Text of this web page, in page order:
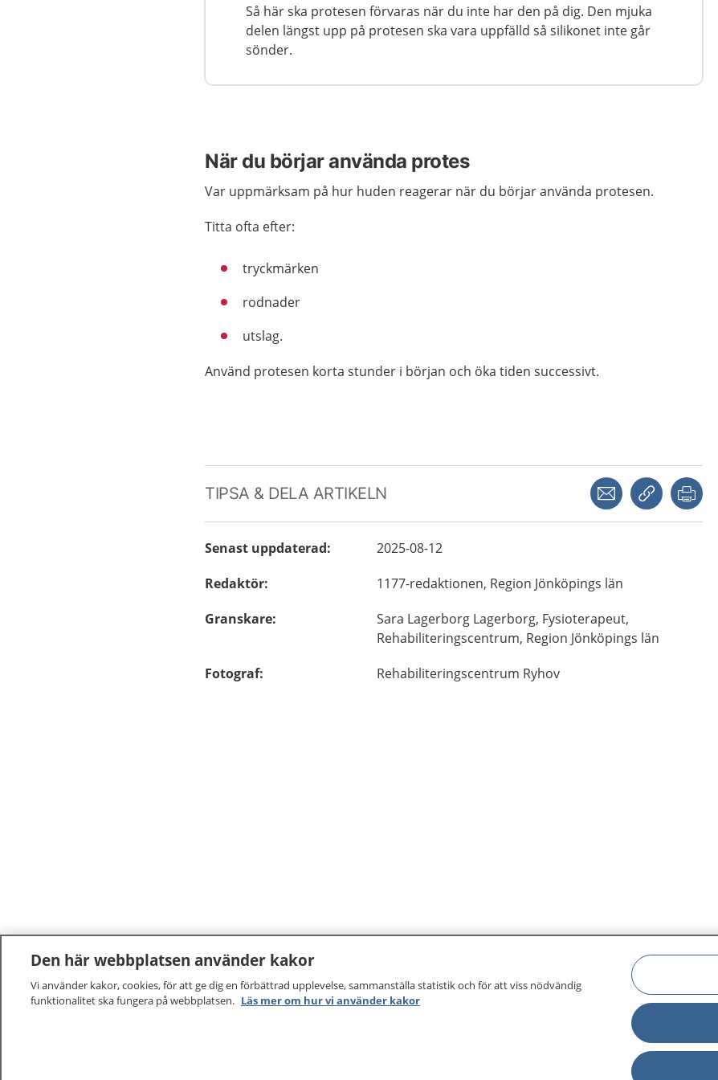
Så här ska protesen förvaras när du inte har den på dig. Den mjuka
delen längst upp på protesen ska vara uppfälld så silikonet inte går
sönder.
När du börjar använda protes
Var uppmärksam på hur huden reagerar när du börjar använda protesen.
Titta ofta efter:
tryckmärken
rodnader
utslag.
Använd protesen korta stunder i början och öka tiden successivt.
TIPSA & DELA ARTIKELN Dela via mejlKopiera länk
Senast uppdaterad:
2025-08-12
Redaktör: 1177-redaktionen, Region Jönköpings län
Granskare: Sara Lagerborg Lagerborg, Fysioterapeut,
Rehabiliteringscentrum, Region Jönköpings län
Fotograf: Rehabiliteringscentrum Ryhov
Den här webbplatsen använder kakor
Vi använder kakor, cookies, för att ge dig en förbättrad upplevelse, sammanställa statistik och för att viss nödvändig
funktionalitet ska fungera på webbplatsen. Läs mer om hur vi använder kakor